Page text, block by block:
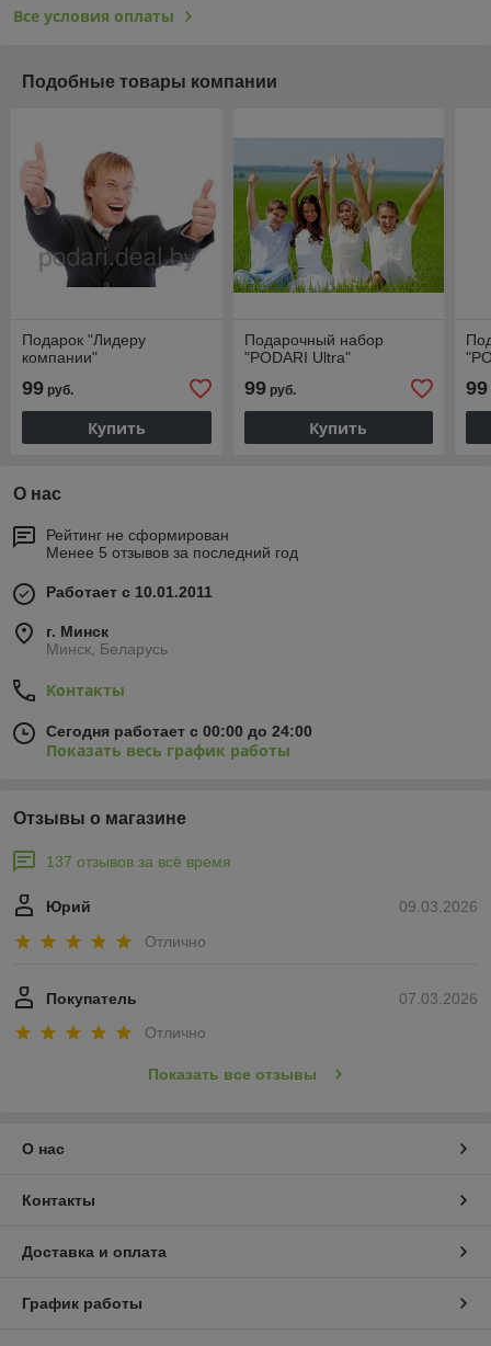
Все условия оплаты
Подобные товары компании
Подарок "Лидеру
компании"
99 руб.
Купить
Подарочный набор
"PODARI Ultra"
99руб.
Купить
99
О нас
Рейтинг не сформирован
Менее 5 отзывов за последний год
Работает с 10.01.2011
г. Минск
Минск, Беларусь
Контакты
Сегодня работает с 00:00 до 24:00
Показать весь график работы
Отзывы о магазине
137 отзывов за всё время
09.03.2026
Юрий
Отлично
07.03.2026
Покупатель
Отлично
Показать все отзывы
О нас
Контакты
Доставка и оплата
График работы